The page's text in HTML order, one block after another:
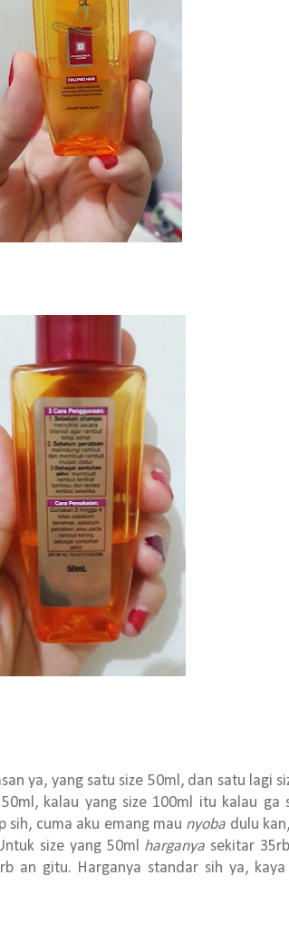
ya, yang satu size 50ml, dan satu lagi
kalau yang size 100ml itu kalau ga
sih, cuma aku emang mau nyoba dulu
size yang 50ml harganya sekitar
an gitu. Harganya standar sih ya,